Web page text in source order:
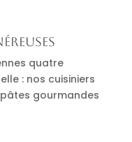
quatre
: nos cuisiniers
gourmandes